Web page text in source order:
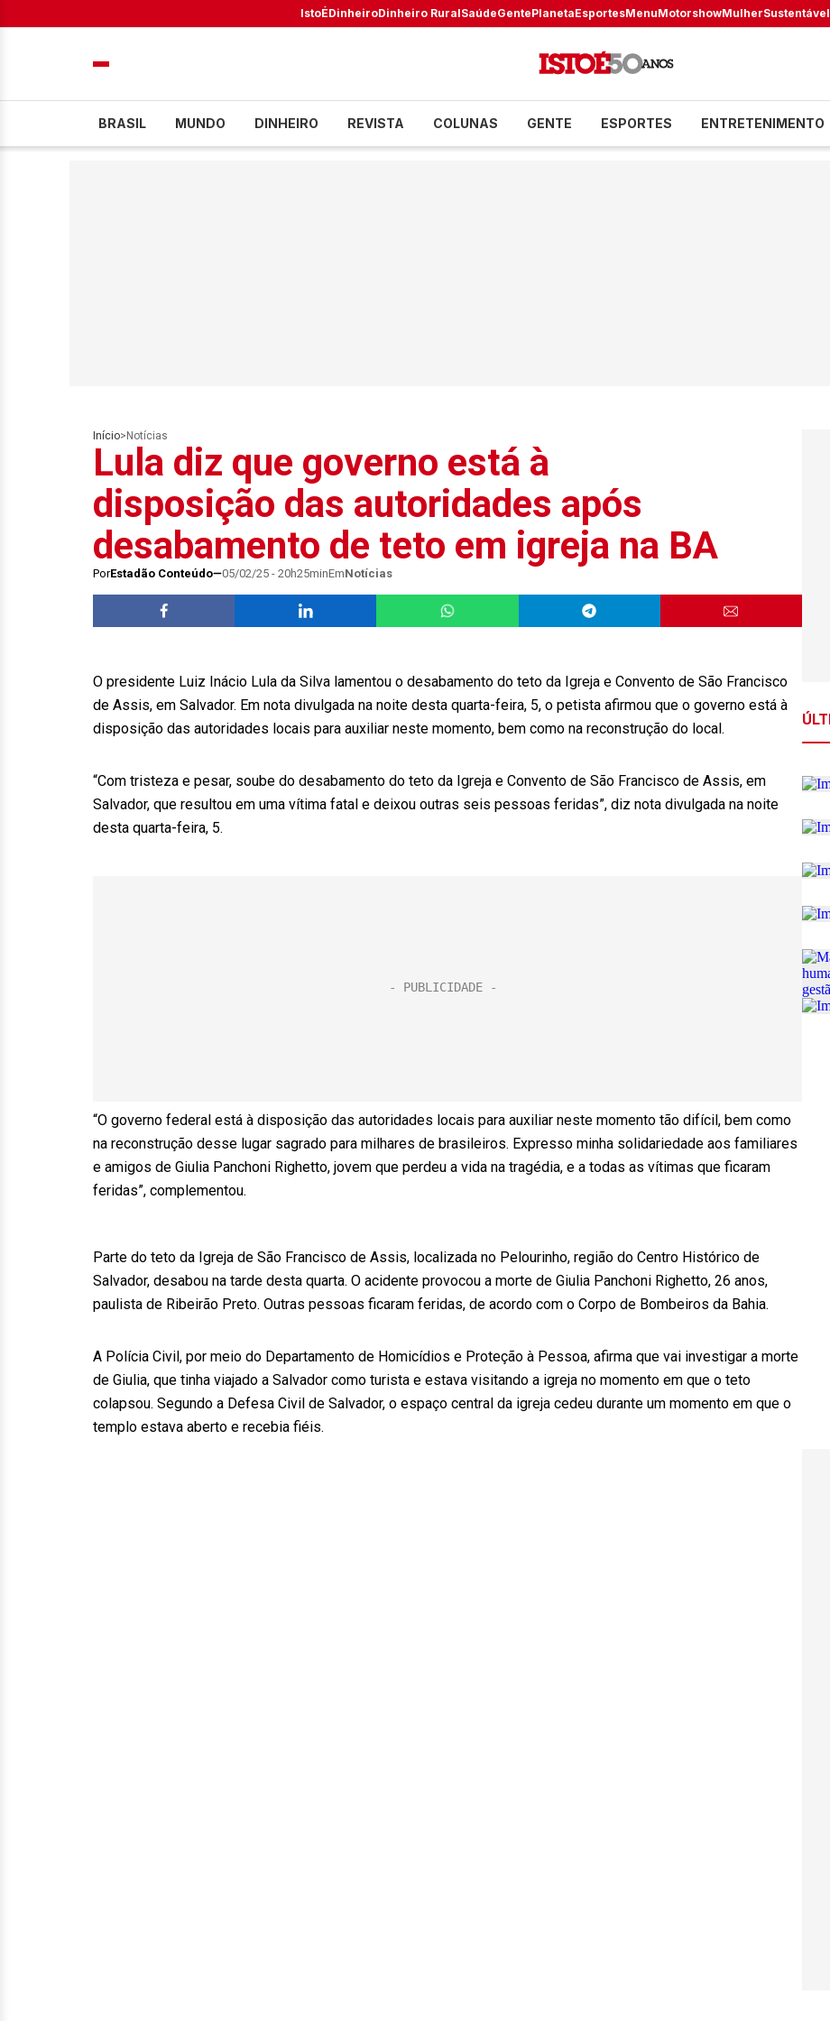
IstoÉDinheiroDinheiro RuralSaúdeGentePlanetaEsportesMenuMotorshowMulherSustentável
BRASIL MUNDO DINHEIRO REVISTA COLUNAS GENTE ESPORTES ENTRETENIMENTO
Início> Notícias
Lula diz que governo está à
disposição das autoridades após
desabamento de teto em igreja na BA
PorEstadão Conteúdo 05/02/25 - 20h25minEmNotícias
O presidente Luiz Inácio Lula da Silva lamentou o desabamento do teto da Igreja e Convento de São Francisco
de Assis, em Salvador. Em nota divulgada na noite desta quarta-feira, 5, o petista afirmou que o governo está à
disposição das autoridades locais para auxiliar neste momento, bem como na reconstrução do local.
“Com tristeza e pesar, soube do desabamento do teto da Igreja e Convento de São Francisco de Assis, em
Salvador, que resultou em uma vítima fatal e deixou outras seis pessoas feridas”, diz nota divulgada na noite
desta quarta-feira, 5.
“O governo federal está à disposição das autoridades locais para auxiliar neste momento tão difícil, bem como
na reconstrução desse lugar sagrado para milhares de brasileiros. Expresso minha solidariedade aos familiares
e amigos de Giulia Panchoni Righetto, jovem que perdeu a vida na tragédia, e a todas as vítimas que ficaram
feridas”, complementou.
Parte do teto da Igreja de São Francisco de Assis, localizada no Pelourinho, região do Centro Histórico de
Salvador, desabou na tarde desta quarta. O acidente provocou a morte de Giulia Panchoni Righetto, 26 anos,
paulista de Ribeirão Preto. Outras pessoas ficaram feridas, de acordo com o Corpo de Bombeiros da Bahia.
A Polícia Civil, por meio do Departamento de Homicídios e Proteção à Pessoa, afirma que vai investigar a morte
de Giulia, que tinha viajado a Salvador como turista e estava visitando a igreja no momento em que o teto
colapsou. Segundo a Defesa Civil de Salvador, o espaço central da igreja cedeu durante um momento em que o
templo estava aberto e recebia fiéis.